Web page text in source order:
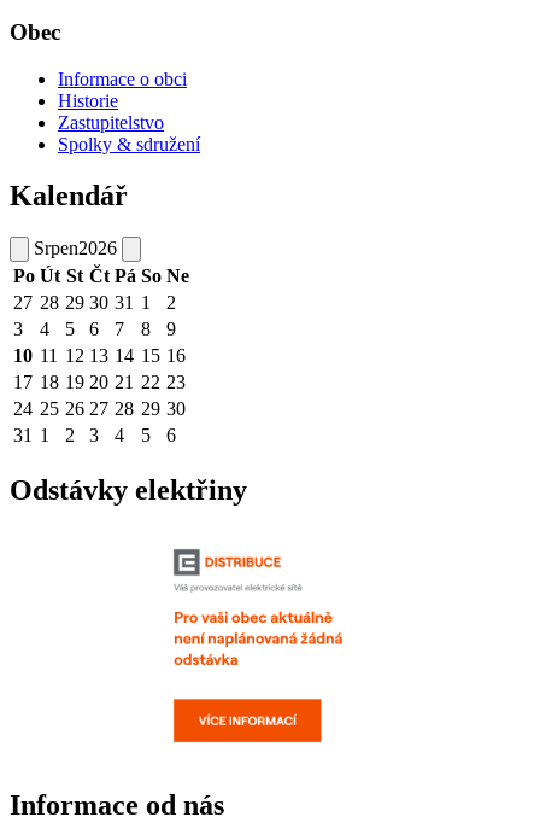
Obec
Informace o obci
Historie
Zastupitelstvo
Spolky & sdružení
Kalendář
Srpen2026
Po Út St Čt Pá So Ne
27 28 29 30 31 1
2
3
4 5 6 7 8
9
10 11 12 13 14 15 16
17 18 19 20 21 22 23
24 25 26 27 28 29 30
31 1 2 3 4 5 6
Odstávky elektřiny
Informace od nás